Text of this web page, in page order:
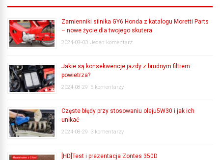
Zamienniki silnika GY6 Honda z katalogu Moretti Parts
– nowe życie dla twojego skutera
2024-09-03 Jeden komentarz
Jakie są konsekwencje jazdy z brudnym filtrem
powietrza?
2024-08-29 5 komentarzy
Częste błędy przy stosowaniu oleju5W30 i jak ich
unikać
2024-08-29 3 komentarzy
[HD]Test i prezentacja Zontes 350D